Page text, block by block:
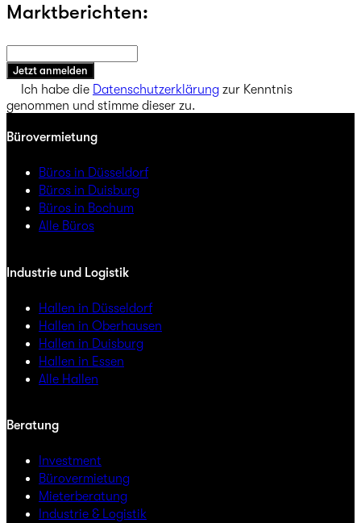
Marktberichten:
Jetzt anmelden
Ich habe die Datenschutzerklärung zur Kenntnis
genommen und stimme dieser zu.
Bürovermietung
Büros in Düsseldorf
Büros in Duisburg
Büros in Bochum
Alle Büros
Industrie und Logistik
Hallen in Düsseldorf
Hallen in Oberhausen
Hallen in Duisburg
Hallen in Essen
Alle Hallen
Beratung
Investment
Bürovermietung
Mieterberatung
Industrie & Logistik